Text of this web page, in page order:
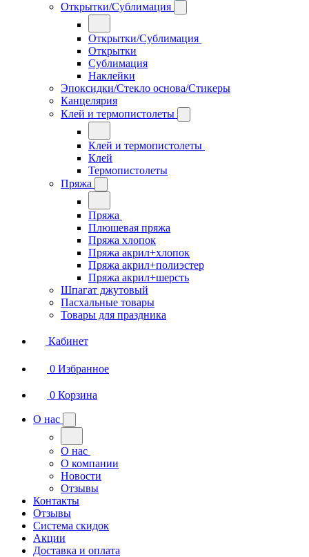
Открытки/Сублимация
Открытки/Сублимация
Открытки
Сублимация
Наклейки
Эпоксидки/Стекло основа/Стикеры
Канцелярия
Клей и термопистолеты
Клей и термопистолеты
Клей
Термопистолеты
Пряжа
Пряжа
Плюшевая пряжа
Пряжа хлопок
Пряжа акрил+хлопок
Пряжа акрил+полиэстер
Пряжа акрил+шерсть
Шпагат джутовый
Пасхальные товары
Товары для праздника
Кабинет
0 Избранное
0 Корзина
О нас
О нас
О компании
Новости
Отзывы
Контакты
Отзывы
Система скидок
Акции
Доставка и оплата